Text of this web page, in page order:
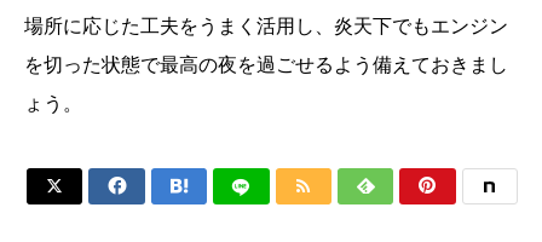
場所に応じた工夫をうまく活用し、炎天下でもエンジン
を切った状態で最高の夜を過ごせるよう備えておきまし
ょう。
     